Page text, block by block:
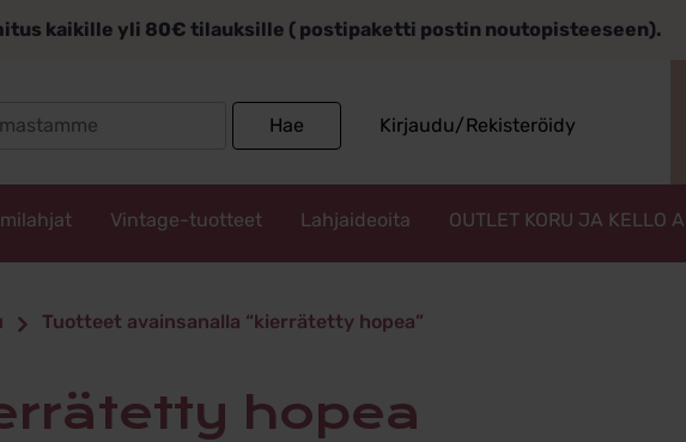
kaikille yli 80€ tilauksille ( postipaketti postin noutopisteeseen).
Hae Kirjaudu/Rekisteröidy
Vintage-tuotteet Lahjaideoita OUTLET KORU JA KELLO
hopea
Tuotteet avainsanalla “kierrätetty hopea”
hopea